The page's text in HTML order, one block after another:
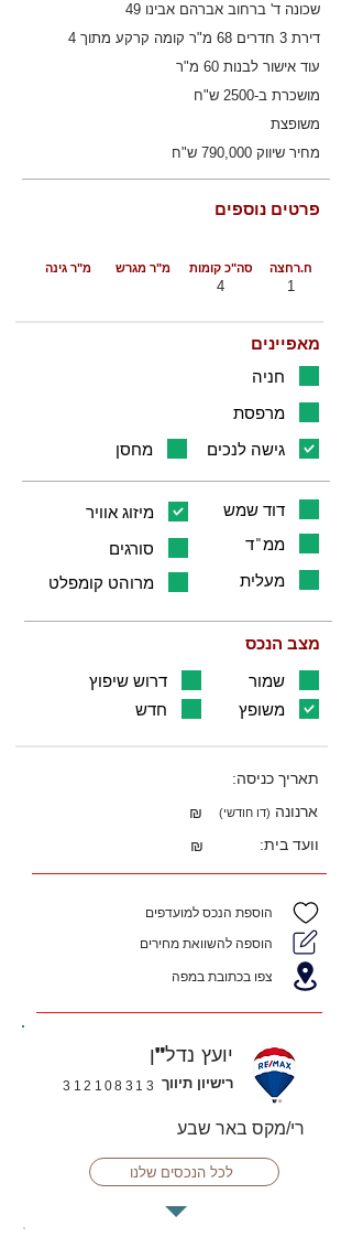
שכונה ד' ברחוב אברהם אבינו 49
דירת 3 חדרים 68 מ"ר קומה קרקע מתוך 4
עוד אישור לבנות 60 מ"ר
מושכרת ב-2500 ש"ח
משופצת
מחיר שיווק 790,000 ש"ח
פרטים נוספים
סה"כ קומות מ"ר גינה מ"ר מגרש ח.רחצה
4 1
מאפיינים
חניה
מרפסת
מחסן
גישה לנכים
מיזוג אוויר
דוד שמש
סורגים
ממ"ד
מרוהט קומפלט
מעלית
מצב הנכס
דרוש שיפוץ
שמור
חדש
משופץ
תאריך כניסה:
₪
ארנונה (דו חודשי)
₪ וועד בית:
הוספת הנכס למועדפים
הוספה להשוואת מחירים
צפו בכתובת במפה
יועץ נדל"ן
312108313 רישיון תיווך
רי/מקס באר שבע
לכל הנכסים שלנו